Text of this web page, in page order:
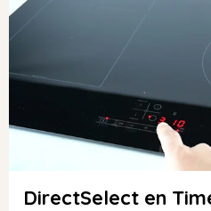
DirectSelect en